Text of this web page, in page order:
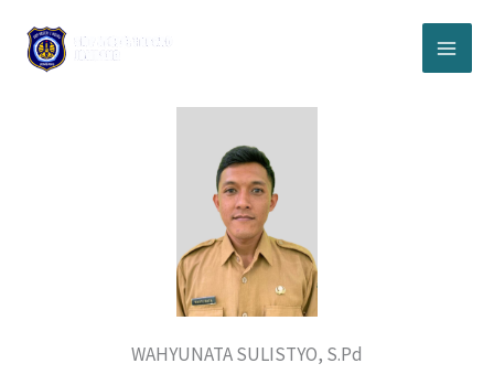
konten
WAHYUNATA SULISTYO, S.Pd